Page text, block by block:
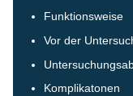
Funktionsweise
Vor der
Komplikatonen